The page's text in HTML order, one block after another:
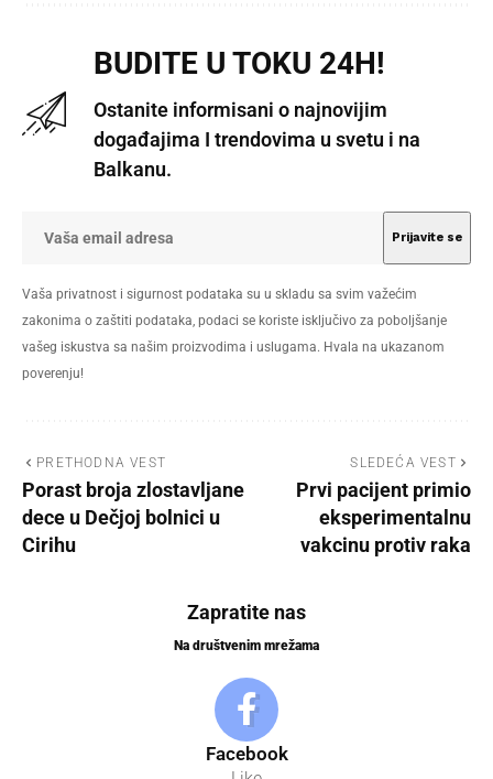
BUDITE U TOKU 24H!
Ostanite informisani o najnovijim
događajima I trendovima u svetu i na
Balkanu.
Vaša privatnost i sigurnost podataka su u skladu sa svim važećim
zakonima o zaštiti podataka, podaci se koriste isključivo za poboljšanje
vašeg iskustva sa našim proizvodima i uslugama. Hvala na ukazanom
poverenju!
PRETHODNA VEST
Porast broja zlostavljane
dece u Dečjoj bolnici u
Cirihu
SLEDEĆA VEST
Prvi pacijent primio
eksperimentalnu
vakcinu protiv raka
Zapratite nas
Na društvenim mrežama
Facebook